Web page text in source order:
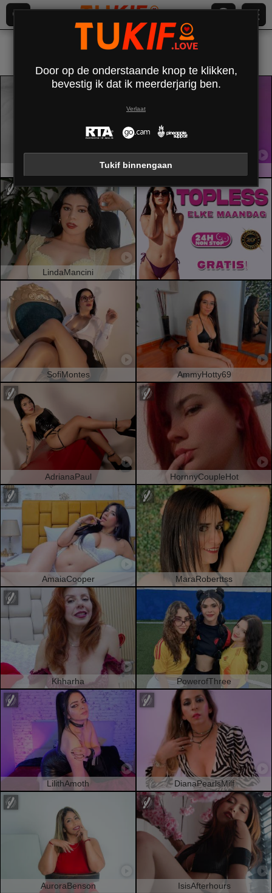
Alles ( 581 ) Latino ×
AntonellaAndMax
LindaMancini
SofiMontes AmmyHotty69
AdrianaPaul HornnyCoupleHot
AmaiaCooper MaraRoberttss
Khharha PowerofThree
LilithAmoth DianaPearlsMilf
AuroraBenson IsisAfterhours
Door op de onderstaande knop te klikken,
bevestig ik dat ik meerderjarig ben.
Verlaat
Tukif binnengaan